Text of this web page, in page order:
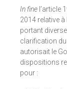
In fine l’article
2014 relative
portant
clarification
autorisait le
dispositions
pour :